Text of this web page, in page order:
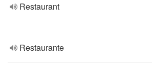
Restaurant
Restaurante